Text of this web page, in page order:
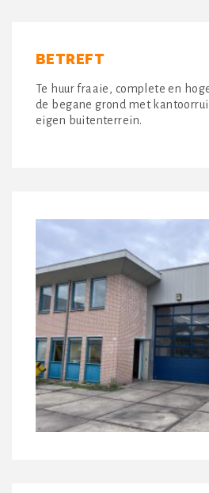
BETREFT
Te huur fraaie, complete en
de begane grond met
eigen buitenterrein.